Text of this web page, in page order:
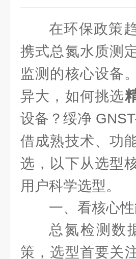
在环保政策
携式总氮水质测
监测的核心设备
异大，如何挑选
设备？绥净
借成熟技术、功
选，以下从选型
用户科学选型。
一、看核心
总氮检测数
策，选型首要关